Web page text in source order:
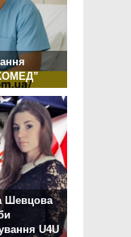
Шевцова
U4U